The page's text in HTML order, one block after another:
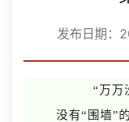
发布日期：
“万万
没有“围墙”